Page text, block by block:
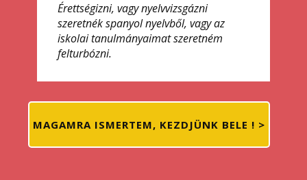
Érettségizni, vagy nyelvvizsgázni
szeretnék spanyol nyelvből, vagy az
iskolai tanulmányaimat szeretném
felturbózni.
MAGAMRA ISMERTEM, KEZDJÜNK BELE ! >